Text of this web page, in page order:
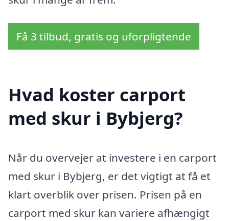
Få 3 tilbud, gratis og uforpligtende
Hvad koster carport
med skur i Bybjerg?
Når du overvejer at investere i en carport
med skur i Bybjerg, er det vigtigt at få et
klart overblik over prisen. Prisen på en
carport med skur kan variere afhængigt